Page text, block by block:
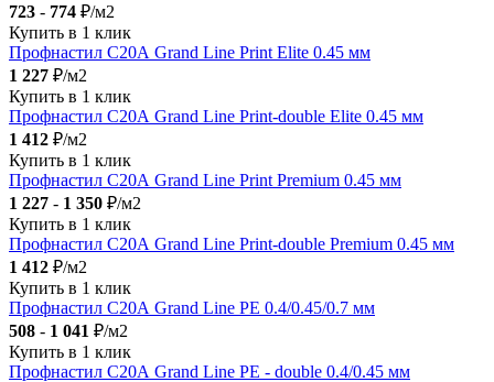
723 - 774 ₽/м2
Купить в 1 клик
Профнастил С20А Grand Line Print Elite 0.45 мм
1 227 ₽/м2
Купить в 1 клик
Профнастил С20А Grand Line Print-double Elite 0.45 мм
1 412 ₽/м2
Купить в 1 клик
Профнастил С20А Grand Line Print Premium 0.45 мм
1 227 - 1 350 ₽/м2
Купить в 1 клик
Профнастил С20А Grand Line Print-double Premium 0.45 мм
1 412 ₽/м2
Купить в 1 клик
Профнастил С20А Grand Line PE 0.4/0.45/0.7 мм
508 - 1 041 ₽/м2
Купить в 1 клик
Профнастил С20А Grand Line PE - double 0.4/0.45 мм